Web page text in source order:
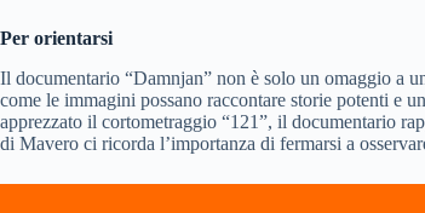
Per orientarsi
Il documentario “Damnjan” non è solo un omaggio a
come le immagini possano raccontare storie potenti e
apprezzato il cortometraggio “121”, il documentario
di Mavero ci ricorda l’importanza di fermarsi a